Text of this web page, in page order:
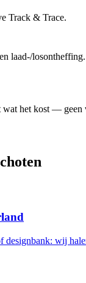
Track & Trace.
laad-/losontheffing.
het kost — geen
wij